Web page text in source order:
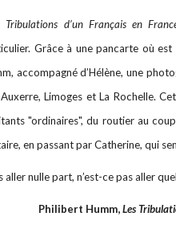
d’un Français en
Grâce à une pancarte où
accompagné d’Hélène, une
Limoges et La Rochelle.
"ordinaires", du routier au
en passant par Catherine, qui
aller nulle part, n’est-ce pas aller
Philibert Humm,Les